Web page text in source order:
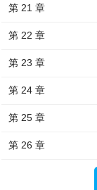
第 21 章
第 22 章
第 23 章
第 24 章
第 25 章
第 26 章